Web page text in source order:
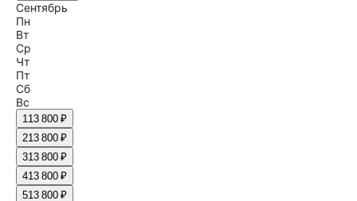
Сентябрь
Пн
Вт
Ср
Чт
Пт
Сб
Вс
113 800 ₽
213 800 ₽
313 800 ₽
413 800 ₽
513 800 ₽